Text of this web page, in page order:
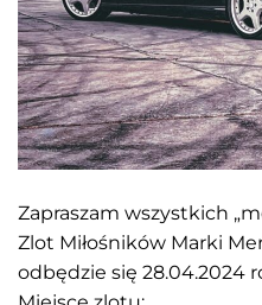
Zapraszam wszystkich
Zlot Miłośników Marki
odbędzie się 28.04.2024